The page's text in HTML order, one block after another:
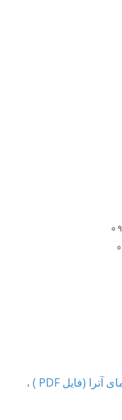
لطفا جهت مشاهده رزومه شرکت آریا نمای آترا (فایل PDF ) ،